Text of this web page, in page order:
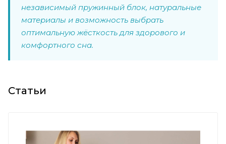
независимый пружинный блок, натуральные
материалы и возможность выбрать
оптимальную жёсткость для здорового и
комфортного сна.
Статьи